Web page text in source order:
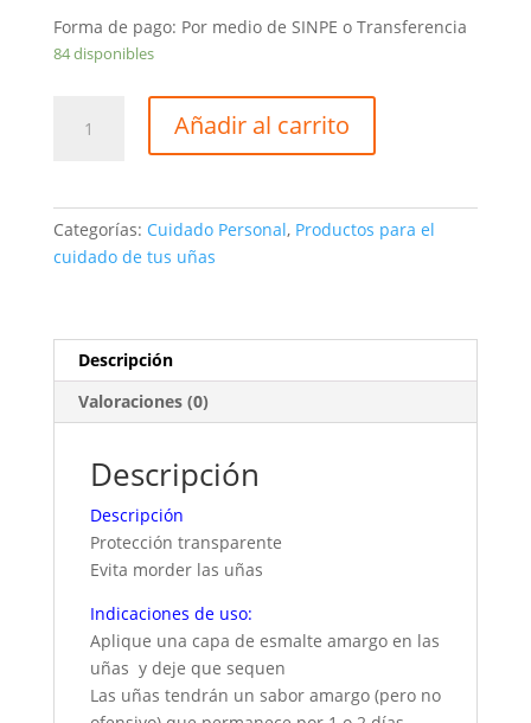
Forma de pago: Por medio de SINPE o Transferencia
84 disponibles
Amargo
Añadir al carrito
Categorías: Cuidado Personal, Productos para el
cuidado de tus uñas
Descripción
Valoraciones (0)
Descripción
Descripción
Protección transparente
Evita morder las uñas
Indicaciones de uso:
Aplique una capa de esmalte amargo en las
uñas y deje que sequen
Las uñas tendrán un sabor amargo (pero no